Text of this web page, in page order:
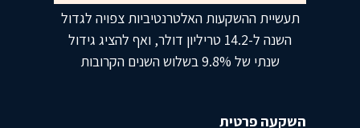
תעשיית ההשקעות האלטרנטיביות צפויה לגדול
השנה ל-14.2 טריליון דולר, ואף להציג גידול
שנתי של 9.8% בשלוש השנים הקרובות
השקעה פרטית